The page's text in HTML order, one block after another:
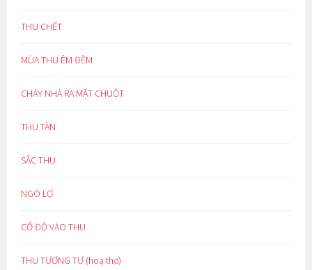
THU CHẾT
MÙA THU ÊM ĐỀM
CHÁY NHÀ RA MẶT CHUỘT
THU TÀN
SẮC THU
NGÓ LƠ
CỔ ĐỘ VÀO THU
THU TƯƠNG TƯ (hoạ thơ)